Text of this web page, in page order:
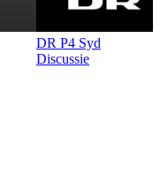
DR P4 Syd
Discussie